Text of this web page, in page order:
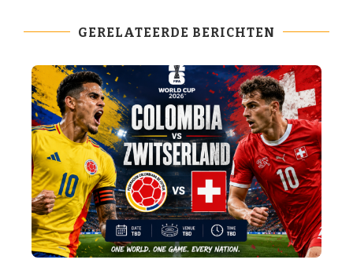
GERELATEERDE BERICHTEN